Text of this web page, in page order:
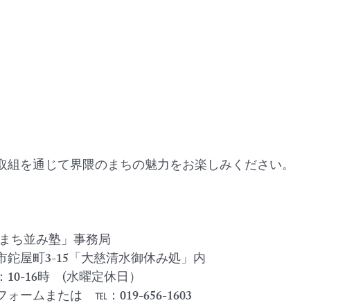
を通じて界隈のまちの魅力をお楽しみください。
ち並み塾」事務局
屋町3-15「大慈清水御休み処」内
16時　(水曜定休日）
ムまたは　℡：019-656-1603